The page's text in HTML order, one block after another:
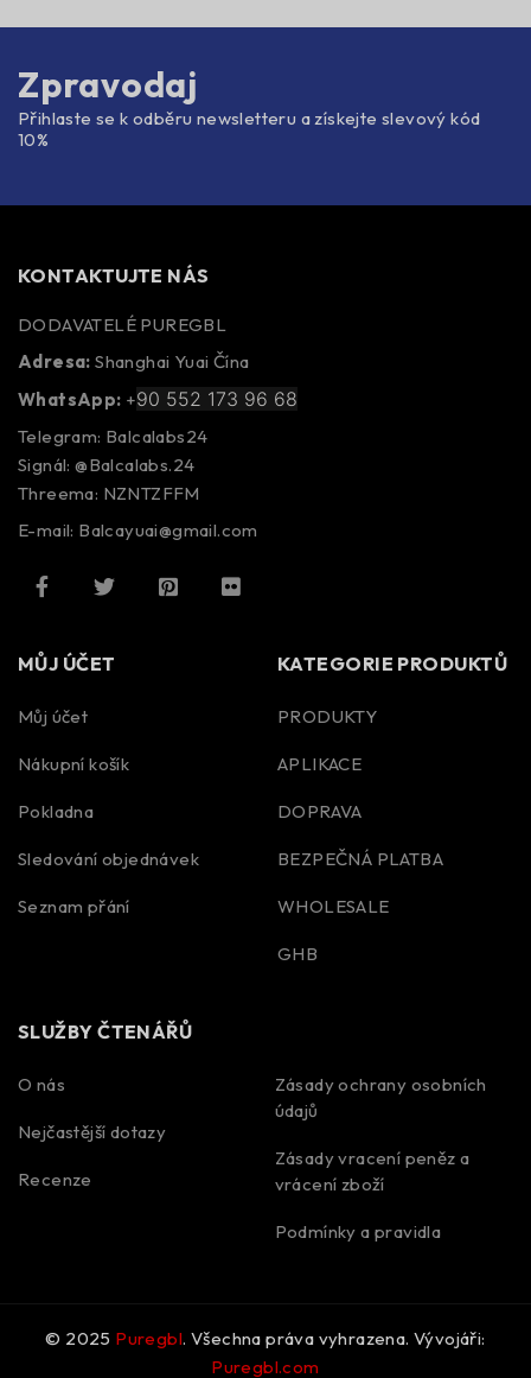
Zpravodaj
Přihlaste se k odběru newsletteru a získejte slevový kód
10%
KONTAKTUJTE NÁS
DODAVATELÉ PUREGBL
Adresa: Shanghai Yuai Čína
WhatsApp: +90 552 173 96 68
Telegram: Balcalabs24
Signál: @Balcalabs.24
Threema: NZNTZFFM
E-mail: Balcayuai@gmail.com
MŮJ ÚČET
Můj účet
Nákupní košík
Pokladna
Sledování objednávek
Seznam přání
KATEGORIE PRODUKTŮ
PRODUKTY
APLIKACE
DOPRAVA
BEZPEČNÁ PLATBA
WHOLESALE
GHB
SLUŽBY ČTENÁŘŮ
O nás
Nejčastější dotazy
Recenze
Zásady ochrany osobních
údajů
Zásady vracení peněz a
vrácení zboží
Podmínky a pravidla
© 2025 Puregbl. Všechna práva vyhrazena. Vývojáři:
Puregbl.com
Polish
Spanish